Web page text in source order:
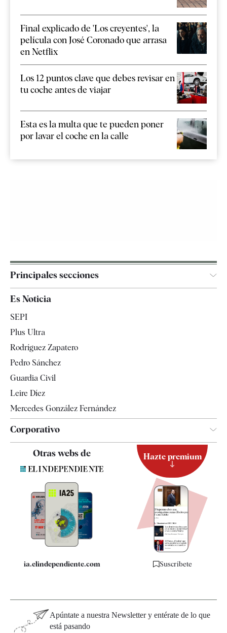
Final explicado de 'Los creyentes', la
película con José Coronado que arrasa
en Netflix
Los 12 puntos clave que debes revisar en
tu coche antes de viajar
Esta es la multa que te pueden poner
por lavar el coche en la calle
Principales secciones
España
Televisión
Es Noticia
SEPI
Plus Ultra
Rodríguez Zapatero
Pedro Sánchez
Guardia Civil
Leire Díez
Mercedes González Fernández
Corporativo
Contacto
Quiénes somos
Especificaciones
Otras webs de
ia.elindependiente.com
Hazte premium
Suscríbete
Apúntate a nuestra Newsletter y entérate de lo que
está pasando